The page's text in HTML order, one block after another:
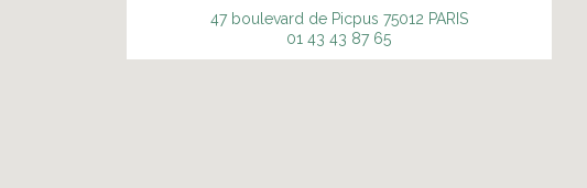
47 boulevard de Picpus 75012 PARIS
01 43 43 87 65